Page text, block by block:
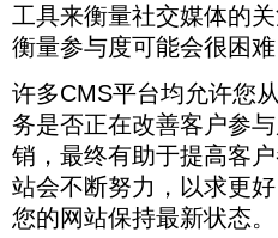
工具来衡量社交媒体的
衡量参与度可能会很困难
许多CMS平台均允许您
务是否正在改善客户参
销，最终有助于提高客
站会不断努力，以求更
您的网站保持最新状态。